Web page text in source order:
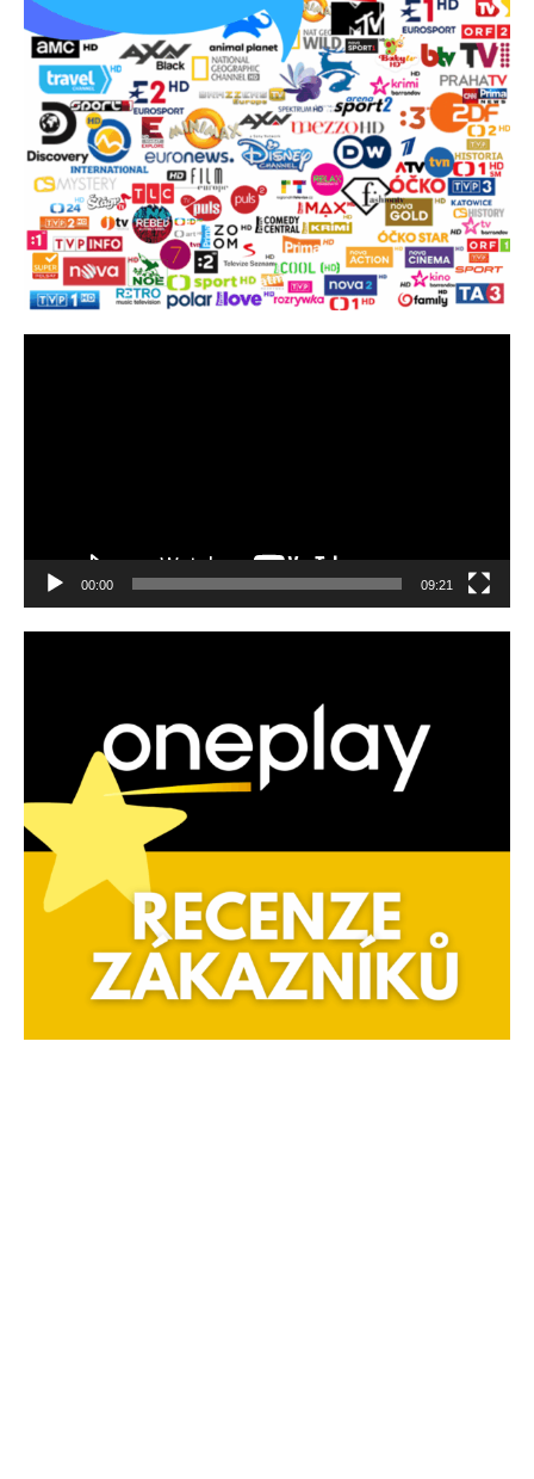
00:00 09:21